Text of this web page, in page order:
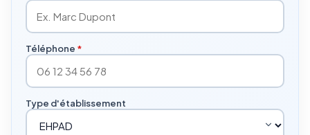
Téléphone *
Type d'établissement